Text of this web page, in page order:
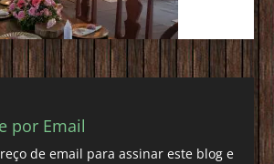
por Email
de email para assinar este blog e